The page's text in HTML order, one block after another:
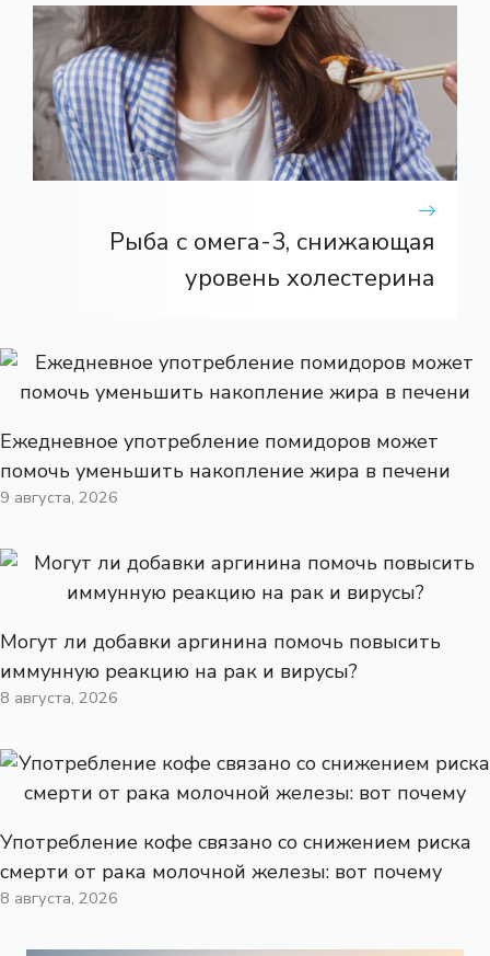
Рыба с омега-3, снижающая
уровень холестерина
Ежедневное употребление помидоров может
помочь уменьшить накопление жира в печени
9 августа, 2026
Могут ли добавки аргинина помочь повысить
иммунную реакцию на рак и вирусы?
8 августа, 2026
Употребление кофе связано со снижением риска
смерти от рака молочной железы: вот почему
8 августа, 2026